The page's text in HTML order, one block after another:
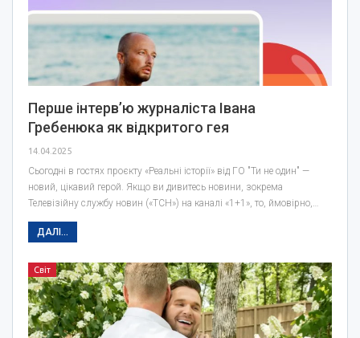
Перше інтервʼю журналіста Івана
Гребенюка як відкритого гея
14.04.2025
Сьогодні в гостях проєкту «Реальні історії» від ГО "Ти не один" —
новий, цікавий герой. Якщо ви дивитесь новини, зокрема
Телевізійну службу новин («ТСН») на каналі «1+1», то, ймовірно,…
ДАЛІ...
Світ